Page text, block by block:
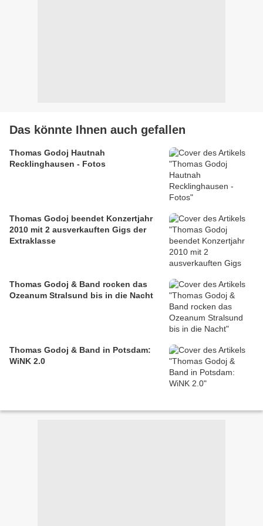
Das könnte Ihnen auch gefallen
Thomas Godoj Hautnah
Recklinghausen - Fotos
Thomas Godoj beendet Konzertjahr
2010 mit 2 ausverkauften Gigs der
Extraklasse
Thomas Godoj & Band rocken das
Ozeanum Stralsund bis in die Nacht
Thomas Godoj & Band in Potsdam:
WiNK 2.0